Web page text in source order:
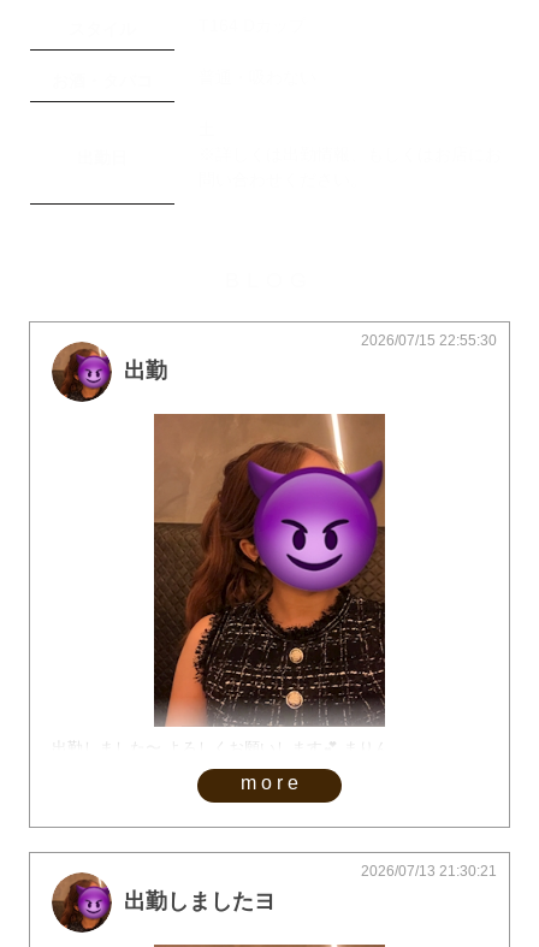
出勤
2026/07/15 22:55:30
出勤しました〜 よろしくお願いします💕 まりん
more
出勤しましたヨ
2026/07/13 21:30:21